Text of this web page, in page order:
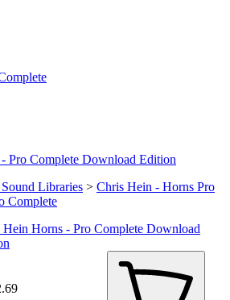
Pro Complete Download Edition
Libraries > Chris Hein - Horns Pro
Complete
Hein Horns - Pro Complete Download